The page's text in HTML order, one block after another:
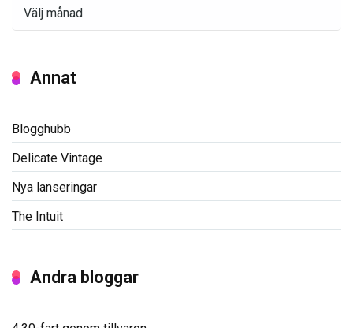
Annat
Blogghubb
Delicate Vintage
Nya lanseringar
The Intuit
Andra bloggar